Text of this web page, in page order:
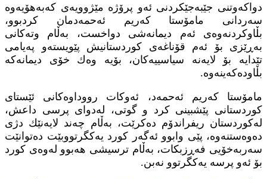
دواكه‌وتنی جێبه‌جێكردنی ئه‌و پرۆژه‌ مێژوویه‌ی كه‌به‌هۆیه‌وه‌
سه‌ردانی مامۆستا كه‌ریم ئه‌حمه‌دمان كردبوو،
بڵاوكردنه‌وه‌ی ئه‌م دیمانه‌شی دواخست، به‌ڵام وته‌كانی
به‌ڕێزی بۆ ئه‌م قۆناغه‌ی كوردستانیش پێویسته‌و په‌یامی
تێدایه‌ بۆ لایه‌نه‌ سیاسییه‌كان، بۆیه‌ وه‌ك خۆی دیمانه‌كه‌
بڵاوده‌كه‌ینه‌وه‌.
مامۆستا كه‌ریم ئه‌حمه‌د، ئه‌وكات رووداوه‌كانی ئێستای
كوردستانی پێشبینی كرد و گوتی، له‌دوای پرسی داعش،
له‌كوردستان ریفراندۆم ده‌كرێت، به‌ڵام چه‌ند لایه‌نێك دژی
ده‌وه‌ستنه‌وه‌، پێی وابوو ئه‌گه‌ر كورد یه‌كگرتووبێت ده‌توانێت
سه‌ربه‌خۆیی فه‌ڕزبكات، به‌ڵام ترسیشی هه‌بوو له‌وه‌ی كورد
بۆ ئه‌و پرسه‌ یه‌كگرتوو نه‌بن.